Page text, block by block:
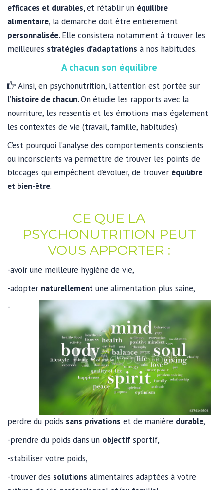
efficaces et durables,et rétablir un équilibre
alimentaire, la démarche doit être entièrement
personnalisée.Elle consistera notamment à trouver les
meilleures stratégies d’adaptations à nos habitudes.
A chacun son équilibre
Ainsi, en psychonutrition, l’attention est portée sur
l’histoire de chacun.On étudie les rapports avec la
nourriture, les ressentis et les émotions mais également
les contextes de vie (travail, famille, habitudes).
C’est pourquoi l’analyse des comportements conscients
ou inconscients va permettre de trouver les points de
blocages qui empêchent d’évoluer, de trouver équilibre
et bien-être.
CE QUE LA
PSYCHONUTRITION PEUT
VOUS APPORTER :
-avoir une meilleure hygiène de vie,
-adopter naturellement une alimentation plus saine,
-
perdre du poids sans privations et de manière durable,
-prendre du poids dans un objectif sportif,
-stabiliser votre poids,
-trouver des solutions alimentaires adaptées à votre